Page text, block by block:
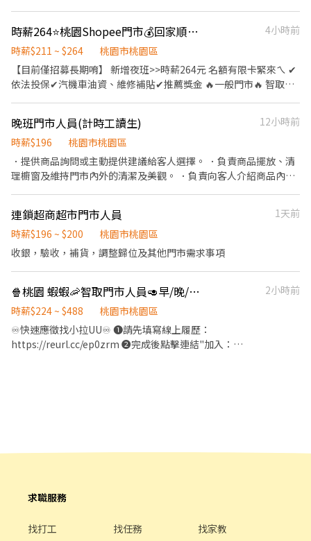
要能配合排班~~~ - 🔶【智取店所需條件】 • 有駕照、有機車，需
要支援鄰近智取店 • 可搬重10~15KG 物流箱 • 若沒有機車的話可
考慮蝦皮一般有人店應徵 - 🔶【時薪】:224~244 🔶【門店缺額】 桃
園市桃園區民安路124號1樓 桃園市桃園區大業路一段400號1樓 桃
園區寶慶路296號1樓 桃園市桃園區春日路1171號1樓 - 🔸【依法投
保】❶勞保。❷團保。❸勞退。 🔸【其他福利】❶油資補貼。❷推
薦獎金 - 👇👇快速應徵通道👇👇 🔜請加入專員窗口 :
https://lin.ee/sSSCigY 加入後留言:姓名/電話/找威利 安排面試 蝦
皮(地區) ⛔無抽成無費用✊其他職缺也可詢問👌安心就業免煩惱
時薪264⭐桃園Shopee門市💰回家順路來打工🧡免體撿快速報到
4小時前
時薪$211 ~ $264
桃園市桃園區
【目前僅招募長期唷】 新增夜班>>時薪264元 名額有限卡緊來ㄟ ✔
依法投保✔汽機車油資、維修補貼✔推薦獎金 🔥一般門市🔥 智取店
寄、搬運、盤點、理貨等 2.提供顧客接待、收銀結帳等服務 3.維持
門市作業區環境、清潔維護作業 4.智取店為無人商店，有單日跑點
需求，騎車到各門市理貨(非送貨) (單日跑點1-5間門市，需自備機
車&駕照) 5.協助區經理執行門市營運、維護 📢薪資待遇 一般門市時
↓↓ 桃園桃鶯二店 桃園市桃園區桃鶯路230-1號1樓 桃園國強店 桃
園市桃園區國強一街420號1樓 桃園莊敬店 桃園市桃園區莊敬路一段
桃園市桃園區永安路290號1樓 桃園民有店 桃園市桃園區民有三街
425號1樓 桃園宏昌店 桃園市桃園區宏昌五街26號1樓 ↓↓智取店
↓↓ 桃園大業 - 智取店 桃園市桃園區大業路一段400號1樓 桃園民
安 - 智取店 桃園市桃園區民安路124號1樓 桃園同安 - 智取店 桃園市
桃園區同安街336巷77號1樓 桃園春日 - 智取店 桃園市桃園區春日路
1171號1樓 桃園桃鶯 - 智取店 桃園市桃園區桃鶯路125號1樓 桃園朝
陽 - 智取店 桃園市桃園區朝陽街3號1樓 桃園龍城 - 智取店 桃園市桃
配合鄰近店點支援 🔺僅招募長期 ☆*: .｡. o(≧▽≦)o .｡.:*☆ ✍應徵、
詢問歡迎直接聯繫、填線上履歷 招募專員：林小姐
https://lin.ee/PGxf2s9 加入後請留言 :姓名/電話/應徵工作截圖 💡
安心求職、應徵詢問不收錢
晚班門市人員(計時工讀生)
12小時前
時薪$196
桃園市桃園區
．提供商品詢問或主動提供建議給客人選擇。 ．負責商品擺放、清
理櫥窗及維持門市內外的清潔及美觀。 ．負責向客人介紹商品內容
量。 ．負責在當班結束後，門市內外的清潔及閉店工作。
連鎖超商超市門市人員
1天前
時薪$196 ~ $200
桃園市桃園區
收銀，驗收，補貨，調整歸位及其他門市需求事項
🍿桃園 蝦蝦🦐智取門市人員🥑早/晚/假日班
2小時前
時薪$224 ~ $488
桃園市桃園區
♾️快速應徵找小拉UU♾️ ❶請先填寫線上履歷：
https://reurl.cc/ep0zrm ❷完成後點擊連結"加入：
4 天（假日需能配合） ⚠️ 需配合加班，搬運重物（約 15 公斤） - ◆
上班地點 主要門市(需跑鄰近智取門市) 桃園民安 - 智取店 桃園市桃
400號1樓 桃園龍城 - 智取店 桃園市桃園區龍城二街56號1樓 桃園朝
求職服務
找打工 找任務 找家教